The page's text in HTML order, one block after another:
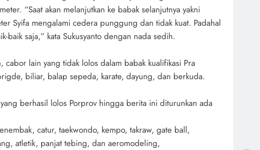
“Saat akan melanjutkan ke babak selanjutnya yakni
Syifa mengalami cedera punggung dan tidak kuat. Padahal
baik saja,” kata Sukusyanto dengan nada sedih.
cabor lain yang tidak lolos dalam babak kualifikasi Pra
biliar, balap sepeda, karate, dayung, dan berkuda.
berhasil lolos Porprov hingga berita ini diturunkan ada
catur, taekwondo, kempo, takraw, gate ball,
atletik, panjat tebing, dan aeromodeling,